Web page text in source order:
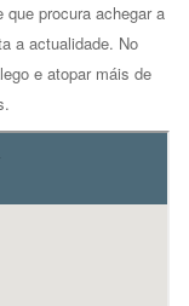
procura achegar a
a actualidade. No
e atopar máis de